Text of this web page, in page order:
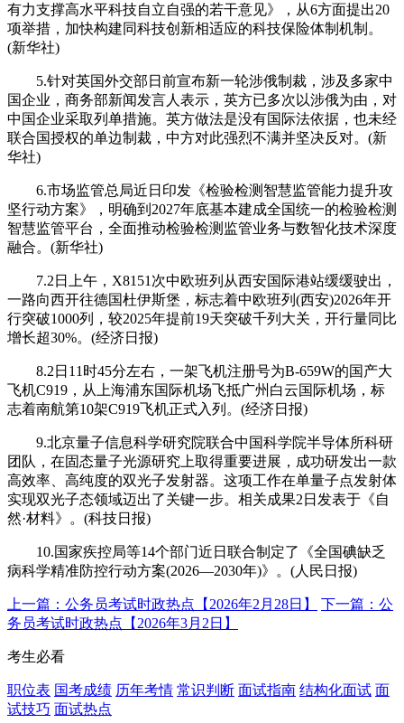
有力支撑高水平科技自立自强的若干意见》，从6方面提出20
项举措，加快构建同科技创新相适应的科技保险体制机制。
(新华社)
5.针对英国外交部日前宣布新一轮涉俄制裁，涉及多家中
国企业，商务部新闻发言人表示，英方已多次以涉俄为由，对
中国企业采取列单措施。英方做法是没有国际法依据，也未经
联合国授权的单边制裁，中方对此强烈不满并坚决反对。(新
华社)
6.市场监管总局近日印发《检验检测智慧监管能力提升攻
坚行动方案》，明确到2027年底基本建成全国统一的检验检测
智慧监管平台，全面推动检验检测监管业务与数智化技术深度
融合。(新华社)
7.2日上午，X8151次中欧班列从西安国际港站缓缓驶出，
一路向西开往德国杜伊斯堡，标志着中欧班列(西安)2026年开
行突破1000列，较2025年提前19天突破千列大关，开行量同比
增长超30%。(经济日报)
8.2日11时45分左右，一架飞机注册号为B-659W的国产大
飞机C919，从上海浦东国际机场飞抵广州白云国际机场，标
志着南航第10架C919飞机正式入列。(经济日报)
9.北京量子信息科学研究院联合中国科学院半导体所科研
团队，在固态量子光源研究上取得重要进展，成功研发出一款
高效率、高纯度的双光子发射器。这项工作在单量子点发射体
实现双光子态领域迈出了关键一步。相关成果2日发表于《自
然·材料》。(科技日报)
10.国家疾控局等14个部门近日联合制定了《全国碘缺乏
病科学精准防控行动方案(2026—2030年)》。(人民日报)
上一篇：公务员考试时政热点【2026年2月28日】
下一篇：公
务员考试时政热点【2026年3月2日】
考生必看
职位表 国考成绩 历年考情 常识判断 面试指南 结构化面试 面
试技巧 面试热点